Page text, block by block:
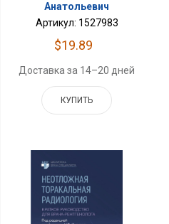
Анатольевич
Артикул: 1527983
$19.89
Доставка за 14–20 дней
КУПИТЬ